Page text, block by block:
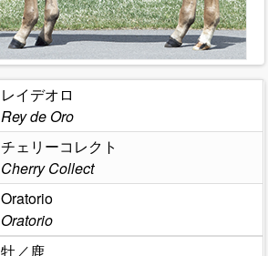
レイデオロ
Rey de Oro
チェリーコレクト
Cherry Collect
Oratorio
Oratorio
牡／鹿